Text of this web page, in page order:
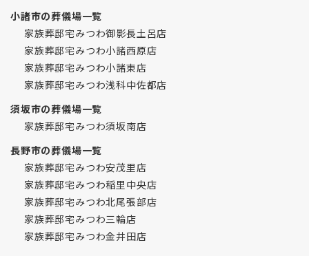
小諸市の葬儀場一覧
家族葬邸宅みつわ御影長土呂店
家族葬邸宅みつわ小諸西原店
家族葬邸宅みつわ小諸東店
家族葬邸宅みつわ浅科中佐都店
須坂市の葬儀場一覧
家族葬邸宅みつわ須坂南店
長野市の葬儀場一覧
家族葬邸宅みつわ安茂里店
家族葬邸宅みつわ稲里中央店
家族葬邸宅みつわ北尾張部店
家族葬邸宅みつわ三輪店
家族葬邸宅みつわ金井田店